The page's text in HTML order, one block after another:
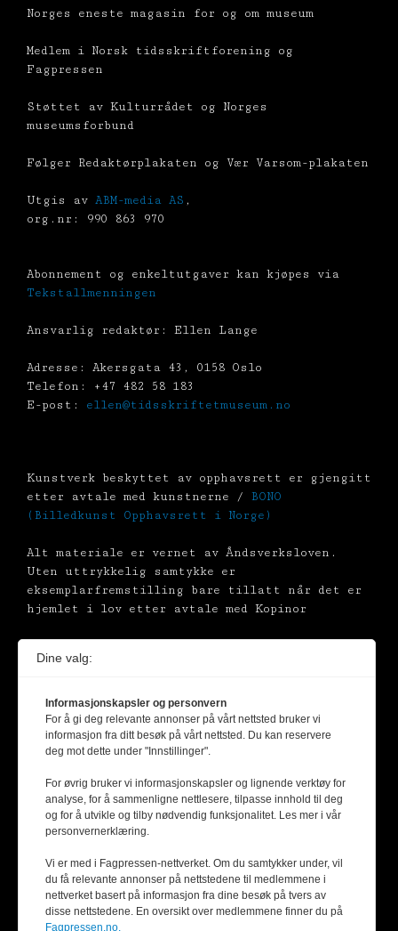
Norges eneste magasin for og om museum
Medlem i Norsk tidsskriftforening og
Fagpressen
Støttet av Kulturrådet og Norges
museumsforbund
Følger Redaktørplakaten og Vær Varsom-plakaten
Utgis av ABM-media AS ,
org.nr: 990 863 970
Abonnement og enkeltutgaver kan kjøpes via
Tekstallmenningen
Ansvarlig redaktør: Ellen Lange
Adresse: Akersgata 43, 0158 Oslo
Telefon: +47 482 58 183
E-post: ellen@tidsskriftetmuseum.no
Kunstverk beskyttet av opphavsrett er gjengitt
etter avtale med kunstnerne / BONO
(Billedkunst Opphavsrett i Norge)
Alt materiale er vernet av Åndsverksloven.
Uten uttrykkelig samtykke er
eksemplarfremstilling bare tillatt når det er
hjemlet i lov etter avtale med Kopinor
Dine valg:
Informasjonskapsler og personvern
For å gi deg relevante annonser på vårt nettsted bruker vi
informasjon fra ditt besøk på vårt nettsted. Du kan reservere
deg mot dette under "Innstillinger".
For øvrig bruker vi informasjonskapsler og lignende verktøy for
analyse, for å sammenligne nettlesere, tilpasse innhold til deg
og for å utvikle og tilby nødvendig funksjonalitet. Les mer i vår
personvernerklæring.
Vi er med i Fagpressen-nettverket. Om du samtykker under, vil
du få relevante annonser på nettstedene til medlemmene i
nettverket basert på informasjon fra dine besøk på tvers av
disse nettstedene. En oversikt over medlemmene finner du på
Fagpressen.no.